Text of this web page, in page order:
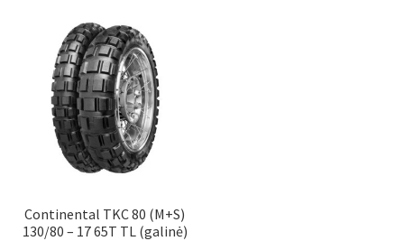
Continental TKC 80 (M+S)
130/80 – 17 65T TL (galinė)